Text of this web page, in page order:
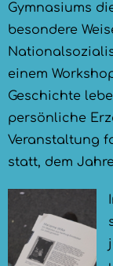
Gymnasiums
besondere
einem
Geschichte
persönliche
Veranstaltung
statt, dem